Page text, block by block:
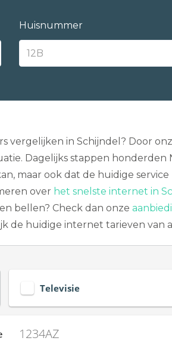
Huisnummer
vergelijken in Schijndel? Door
Dagelijks stappen
maar ook dat de huidige
over het snelste internet in
bellen? Check dan onze
de huidige internet tarieven van
Televisie